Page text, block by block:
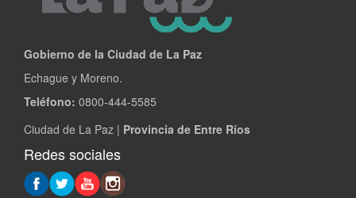
Gobierno de la Ciudad de La Paz
Echague y Moreno.
Teléfono: 0800-444-5585
Ciudad de La Paz | Provincia de Entre Ríos
Redes sociales